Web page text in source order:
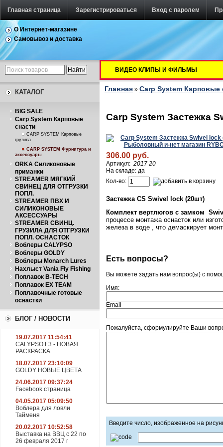
Главная страница Зарегистрироваться Вход с паролем
О Интернет-магазине
Самовывоз и доставка
КАТАЛОГ
BIG SALE
Carp System Карповые
снасти
CARP SYSTEM Карповые
грузила
CARP SYSTEM Фурнитура и
аксессуары
ORKA Силиконовые
приманки
STREAMER МЯГКИЙ
СВИНЕЦ ДЛЯ ОТГРУЗКИ
ПОПЛ.
STREAMER ПВХ И
СИЛИКОНОВЫЕ
АКСЕССУАРЫ
STREAMER СВИНЦ.
ГРУЗИЛА ДЛЯ ОТГРУЗКИ
ПОПЛ. ОСНАСТОК
Воблеры CALYPSO
Воблеры GOLDY
Воблеры Monarch Lures
Нахлыст Vania Fly Fishing
Поплавок B-TECH
Поплавок EX TEAM
Поплавочные готовые
оснастки
БЛОГ / НОВОСТИ
19.07.2017 11:54:41
CALYPSO F3 - НОВАЯ
РАСКРАСКА
18.07.2017 23:10:09
GOLDY НОВЫЕ ЦВЕТА
24.06.2017 09:37:24
Facebook страница
04.05.2017 05:09:50
Воблера для ловли
Тайменя
20.02.2017 10:52:58
Выставка на ВВЦ с 22 по
26 февраля 2017 г
ВИДЕО КЛИПЫ И ФИЛЬМЫ
Главная » Carp System Карповые
Carp System Застежка
306.00 руб.
Артикул: 2017 20
На складе: да
Кол-во:
Застежка CS Swivel lock (20шт)
Комплект вертлюгов с замком
процессе монтажа оснасток или
железа в воде , что демаскирует
Есть вопросы?
Вы можете задать нам вопрос(ы) с
Имя:
Email
Пожалуйста, сформулируйте Ваши
Введите число, изображенное на